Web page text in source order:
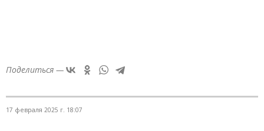
Поделиться —
17 февраля 2025 г. 18:07